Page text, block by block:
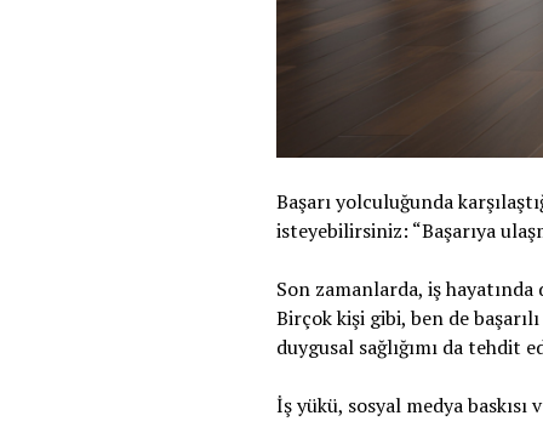
Başarı yolculuğunda
isteyebilirsiniz: “Başarıya
Son zamanlarda, iş
Birçok kişi gibi, ben de
duygusal sağlığımı da tehdit
İş yükü, sosyal medya